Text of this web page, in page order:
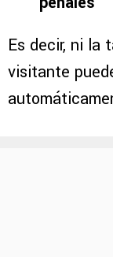
Es decir, ni la
visitante